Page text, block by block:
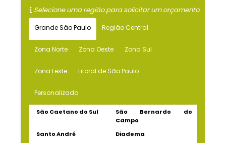
Selecione uma região para solicitar um orçamento
Grande São Paulo Região Central
Zona Norte Zona Oeste Zona Sul
Zona Leste Litoral de São Paulo
Personalizado
São Caetano do Sul
São Bernardo do
Campo
Santo André
Diadema